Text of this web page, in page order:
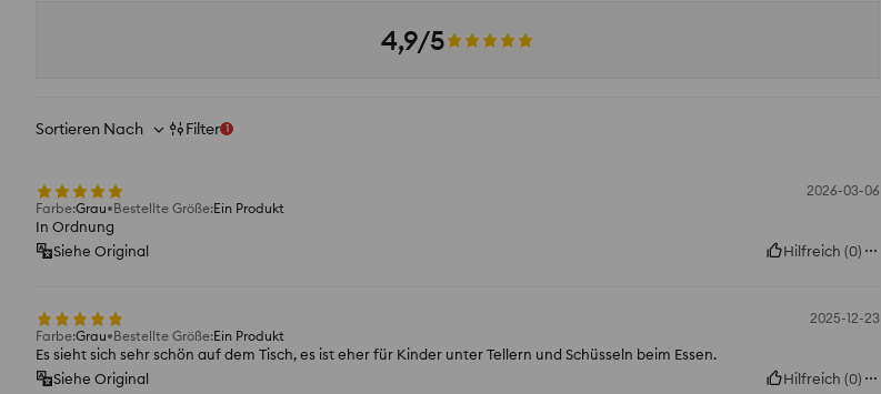
4,9/5
Sortieren Nach Filter 1
2026-03-06
Farbe:Grau Bestellte Größe:Ein Produkt
In Ordnung
Siehe Original
Hilfreich (0)
2025-12-23
Farbe:Grau Bestellte Größe:Ein Produkt
Es sieht sich sehr schön auf dem Tisch, es ist eher für Kinder unter Tellern und Schüsseln beim Essen.
Siehe Original
Hilfreich (0)